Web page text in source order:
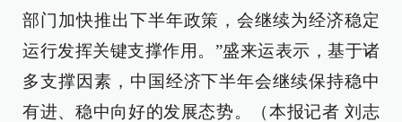
部门加快推出下半年政策，会继续为经济稳定
运行发挥关键支撑作用。”盛来运表示，基于诸
多支撑因素，中国经济下半年会继续保持稳中
有进、稳中向好的发展态势。（本报记者 刘志